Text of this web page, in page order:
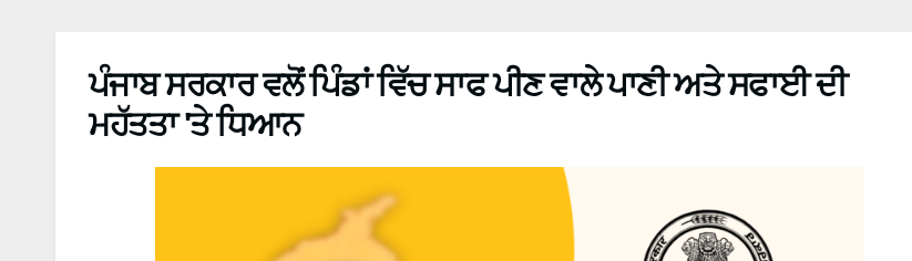
ਪੰਜਾਬ ਸਰਕਾਰ ਵਲੋਂ ਪਿੰਡਾਂ ਵਿੱਚ ਸਾਫ ਪੀਣ ਵਾਲੇ ਪਾਣੀ ਅਤੇ ਸਫਾਈ ਦੀ
ਮਹੱਤਤਾ 'ਤੇ ਧਿਆਨ